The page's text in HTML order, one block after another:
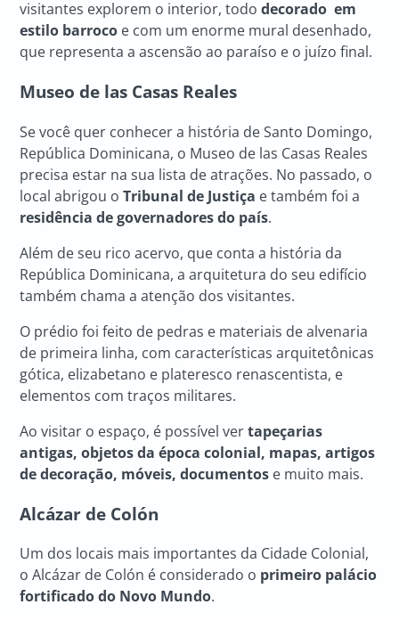
visitantes explorem o interior, tododecorado em
estilo barroco e com um enorme mural desenhado,
que representa a ascensão ao paraíso e o juízo final.
Museo de las Casas Reales
Se você quer conhecer a história de Santo Domingo,
República Dominicana, o Museo de las Casas Reales
precisa estar na sua lista de atrações. No passado, o
local abrigou oTribunal de Justiça e também foi a
residência de governadores do país.
Além de seu rico acervo, que conta a história da
República Dominicana, a arquitetura do seu edifício
também chama a atenção dos visitantes.
O prédio foi feito de pedras e materiais de alvenaria
de primeira linha, com características arquitetônicas
gótica, elizabetano e plateresco renascentista, e
elementos com traços militares.
Ao visitar o espaço, é possível vertapeçarias
antigas, objetos da época colonial, mapas, artigos
de decoração, móveis, documentos e muito mais.
Alcázar de Colón
Um dos locais mais importantes da Cidade Colonial,
o Alcázar de Colón é considerado o primeiro palácio
fortificado do Novo Mundo.